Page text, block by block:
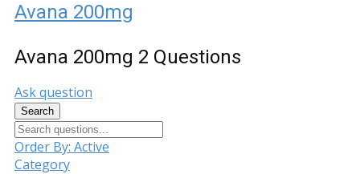
Avana 200mg
Avana 200mg 2 Questions
Ask question
Search
Order By: Active
Category